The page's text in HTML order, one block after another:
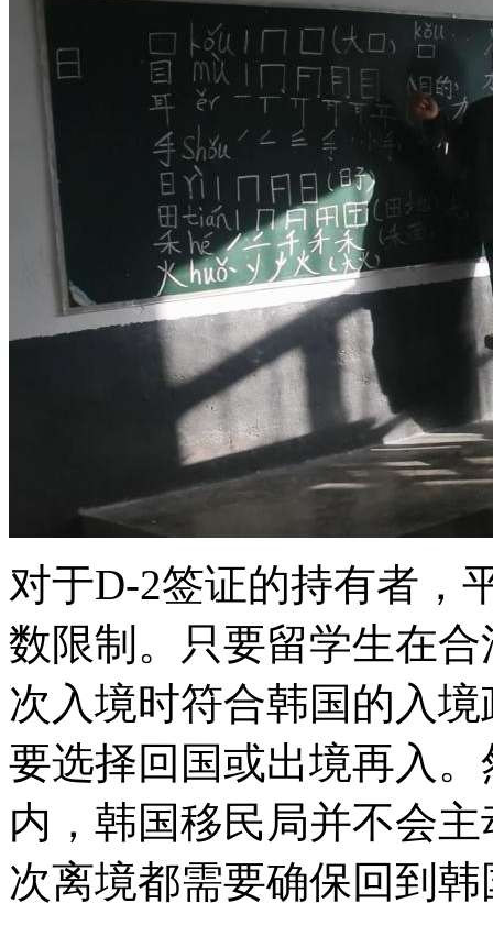
对于D-2签证的持有者，
数限制。只要留学生在
次入境时符合韩国的入
要选择回国或出境再入
内，韩国移民局并不会
次离境都需要确保回到